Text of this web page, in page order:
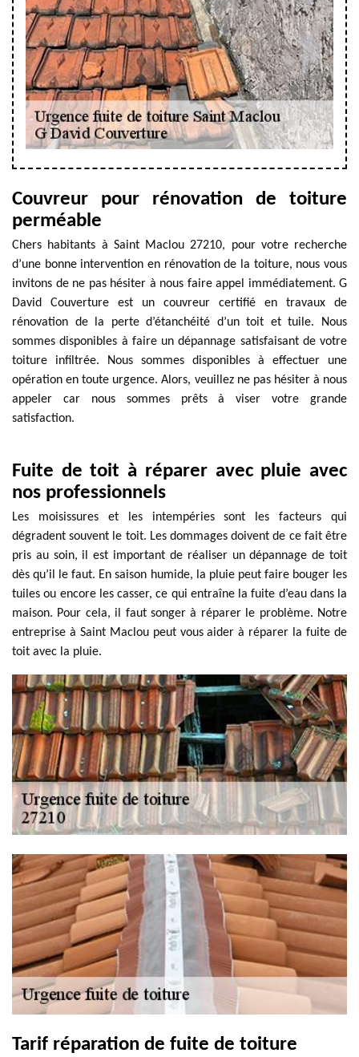
Couvreur pour rénovation de toiture
perméable
Chers habitants à Saint Maclou 27210, pour votre recherche
d’une bonne intervention en rénovation de la toiture, nous vous
invitons de ne pas hésiter à nous faire appel immédiatement. G
David Couverture est un couvreur certifié en travaux de
rénovation de la perte d’étanchéité d’un toit et tuile. Nous
sommes disponibles à faire un dépannage satisfaisant de votre
toiture infiltrée. Nous sommes disponibles à effectuer une
opération en toute urgence. Alors, veuillez ne pas hésiter à nous
appeler car nous sommes prêts à viser votre grande
satisfaction.
Fuite de toit à réparer avec pluie avec
nos professionnels
Les moisissures et les intempéries sont les facteurs qui
dégradent souvent le toit. Les dommages doivent de ce fait être
pris au soin, il est important de réaliser un dépannage de toit
dès qu’il le faut. En saison humide, la pluie peut faire bouger les
tuiles ou encore les casser, ce qui entraîne la fuite d’eau dans la
maison. Pour cela, il faut songer à réparer le problème. Notre
entreprise à Saint Maclou peut vous aider à réparer la fuite de
toit avec la pluie.
Tarif réparation de fuite de toiture